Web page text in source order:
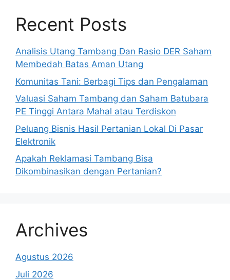
Recent Posts
Analisis Utang Tambang Dan Rasio DER Saham
Membedah Batas Aman Utang
Komunitas Tani: Berbagi Tips dan Pengalaman
Valuasi Saham Tambang dan Saham Batubara
PE Tinggi Antara Mahal atau Terdiskon
Peluang Bisnis Hasil Pertanian Lokal Di Pasar
Elektronik
Apakah Reklamasi Tambang Bisa
Dikombinasikan dengan Pertanian?
Archives
Agustus 2026
Juli 2026